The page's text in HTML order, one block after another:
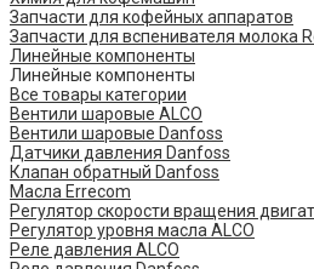
Запчасти для кофейных аппаратов
Запчасти для вспенивателя молока
Линейные компоненты
Линейные компоненты
Все товары категории
Вентили шаровые ALCO
Вентили шаровые Danfoss
Датчики давления Danfoss
Клапан обратный Danfoss
Масла Errecom
Регулятор скорости вращения
Регулятор уровня масла ALCO
Реле давления ALCO